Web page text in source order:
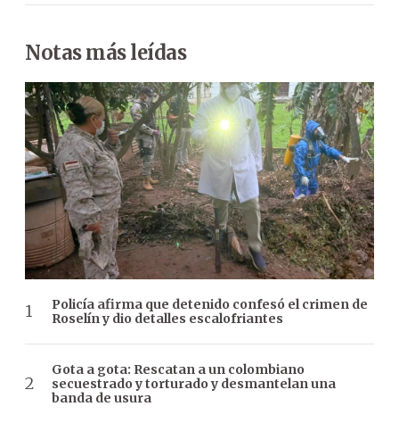
Notas más leídas
Policía afirma que detenido confesó el crimen de
Roselín y dio detalles escalofriantes
Gota a gota: Rescatan a un colombiano
secuestrado y torturado y desmantelan una
banda de usura